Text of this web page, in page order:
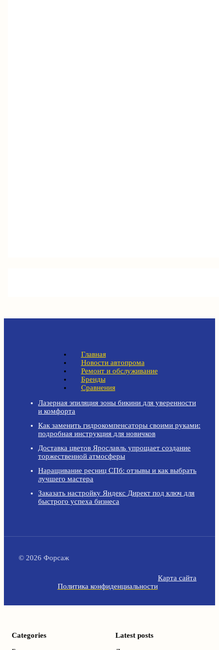
Главная
Новости автопрома
Ремонт и обслуживание
Бренды
Сравнения
Лазерная эпиляция зоны бикини для уверенности
и комфорта
Как заменить гидрокомпенсаторы своими руками:
подробная инструкция для новичков
Доставка цветов Ярославль упрощает создание
торжественной атмосферы
Наращивание ресниц СПб: отзывы и как выбрать
лучшего мастера
Заказать настройку Яндекс Директ под ключ для
быстрого успеха бизнеса
© 2026 Форсаж
Карта сайта
Политика конфиденциальности
Categories Latest posts